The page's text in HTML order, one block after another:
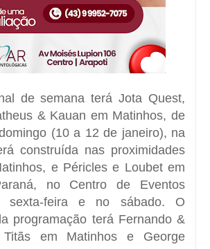
de semana terá Jota Quest,
& Kauan em Matinhos, de
(10 a 12 de janeiro), na
construída nas proximidades
e Péricles e Loubet em
no Centro de Eventos
sexta-feira e no sábado. O
programação terá Fernando &
em Matinhos e George